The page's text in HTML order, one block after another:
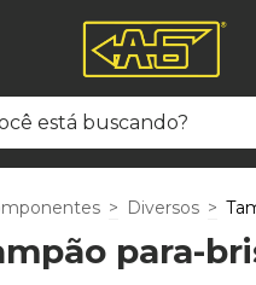
> Diversos >
para-